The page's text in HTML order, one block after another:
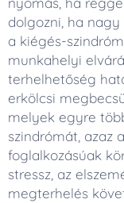
dolgozni, ha
a kiégés-
munkahelyi
terhelhetőség
erkölcsi
melyek egyre
szindrómát, azaz
foglalkozásúak
stressz, az
megterhelés